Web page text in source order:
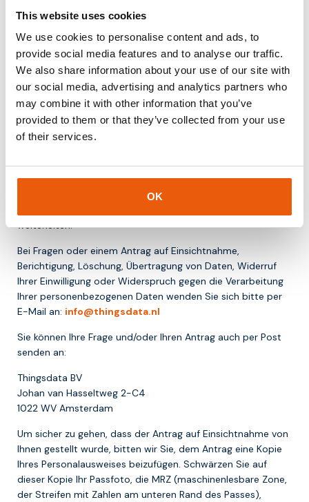
This website uses cookies
We use cookies to personalise content and ads, to
provide social media features and to analyse our traffic.
We also share information about your use of our site with
our social media, advertising and analytics partners who
may combine it with other information that you’ve
provided to them or that they’ve collected from your use
of their services.
OK
keine Cookies mehr speichert. Außerdem können Sie über
die Einstellungen Ihres Browsers alle zuvor gespeicherten
Informationen löschen.
Ihre persönlichen Daten einsehen, ändern oder löschen
Sie haben das Recht, Ihre personenbezogenen Daten
einzusehen, zu ändern oder zu löschen. Sie haben auch das
Recht, Ihre eventuelle Zustimmung zur Datenverarbeitung zu
widerrufen oder der Verarbeitung durch Thingsdata zu
Datenübertragbarkeit. Das bedeutet, dass Sie von uns
verlangen können, dass wir Ihre personenbezogenen Daten,
die wir in einer Computerdatei gespeichert haben, an Sie
weiterleiten.
Bei Fragen oder einem Antrag auf Einsichtnahme,
Berichtigung, Löschung, Übertragung von Daten, Widerruf
Ihrer Einwilligung oder Widerspruch gegen die Verarbeitung
Ihrer personenbezogenen Daten wenden Sie sich bitte per
E-Mail an: info@thingsdata.nl
Sie können Ihre Frage und/oder Ihren Antrag auch per Post
senden an:
Thingsdata BV
Johan van Hasseltweg 2-C4
1022 WV Amsterdam
Um sicher zu gehen, dass der Antrag auf Einsichtnahme von
Ihnen gestellt wurde, bitten wir Sie, dem Antrag eine Kopie
Ihres Personalausweises beizufügen. Schwärzen Sie auf
dieser Kopie Ihr Passfoto, die MRZ (maschinenlesbare Zone,
der Streifen mit Zahlen am unteren Rand des Passes),